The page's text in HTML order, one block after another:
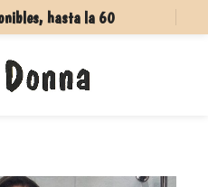
hasta la 60